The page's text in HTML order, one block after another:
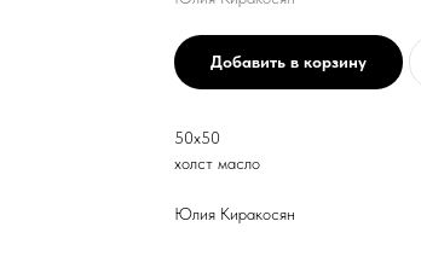
Добавить в корзину
50х50
холст масло
Юлия Киракосян